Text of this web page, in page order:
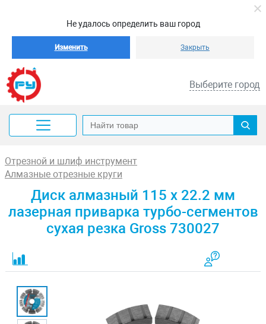
Не удалось определить ваш город
Изменить Закрыть
Выберите город
Отрезной и шлиф инструмент
Алмазные отрезные круги
Диск алмазный 115 х 22.2 мм
лазерная приварка турбо-сегментов
сухая резка Gross 730027